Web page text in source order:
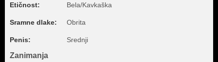
Etičnost: Bela/Kavkaška
Sramne dlake: Obrita
Penis: Srednji
Zanimanja